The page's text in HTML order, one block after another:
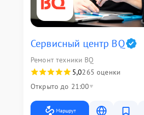
Сервисный центр BQ
Ремонт техники BQ
5,0265 оценки
Открыто до 21:00
Маршрут